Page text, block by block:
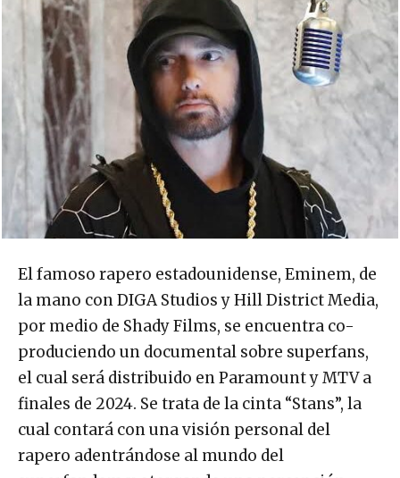
El famoso rapero estadounidense, Eminem, de
la mano con DIGA Studios y Hill District Media,
por medio de Shady Films, se encuentra co-
produciendo un documental sobre superfans,
el cual será distribuido en Paramount y MTV a
finales de 2024. Se trata de la cinta “Stans”, la
cual contará con una visión personal del
rapero adentrándose al mundo del